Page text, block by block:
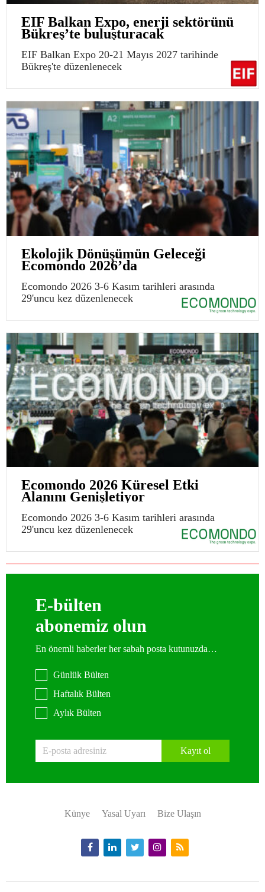
EIF Balkan Expo, enerji sektörünü
Bükreş’te buluşturacak
EIF Balkan Expo 20-21 Mayıs 2027 tarihinde
Bükreş'te düzenlenecek
Ekolojik Dönüşümün Geleceği
Ecomondo 2026’da
Ecomondo 2026 3-6 Kasım tarihleri arasında
29'uncu kez düzenlenecek
Ecomondo 2026 Küresel Etki
Alanını Genişletiyor
Ecomondo 2026 3-6 Kasım tarihleri arasında
29'uncu kez düzenlenecek
E-bülten
abonemiz olun
En önemli haberler her sabah posta kutunuzda…
Günlük Bülten
Haftalık Bülten
Aylık Bülten
Kayıt ol
Künye Yasal Uyarı Bize Ulaşın